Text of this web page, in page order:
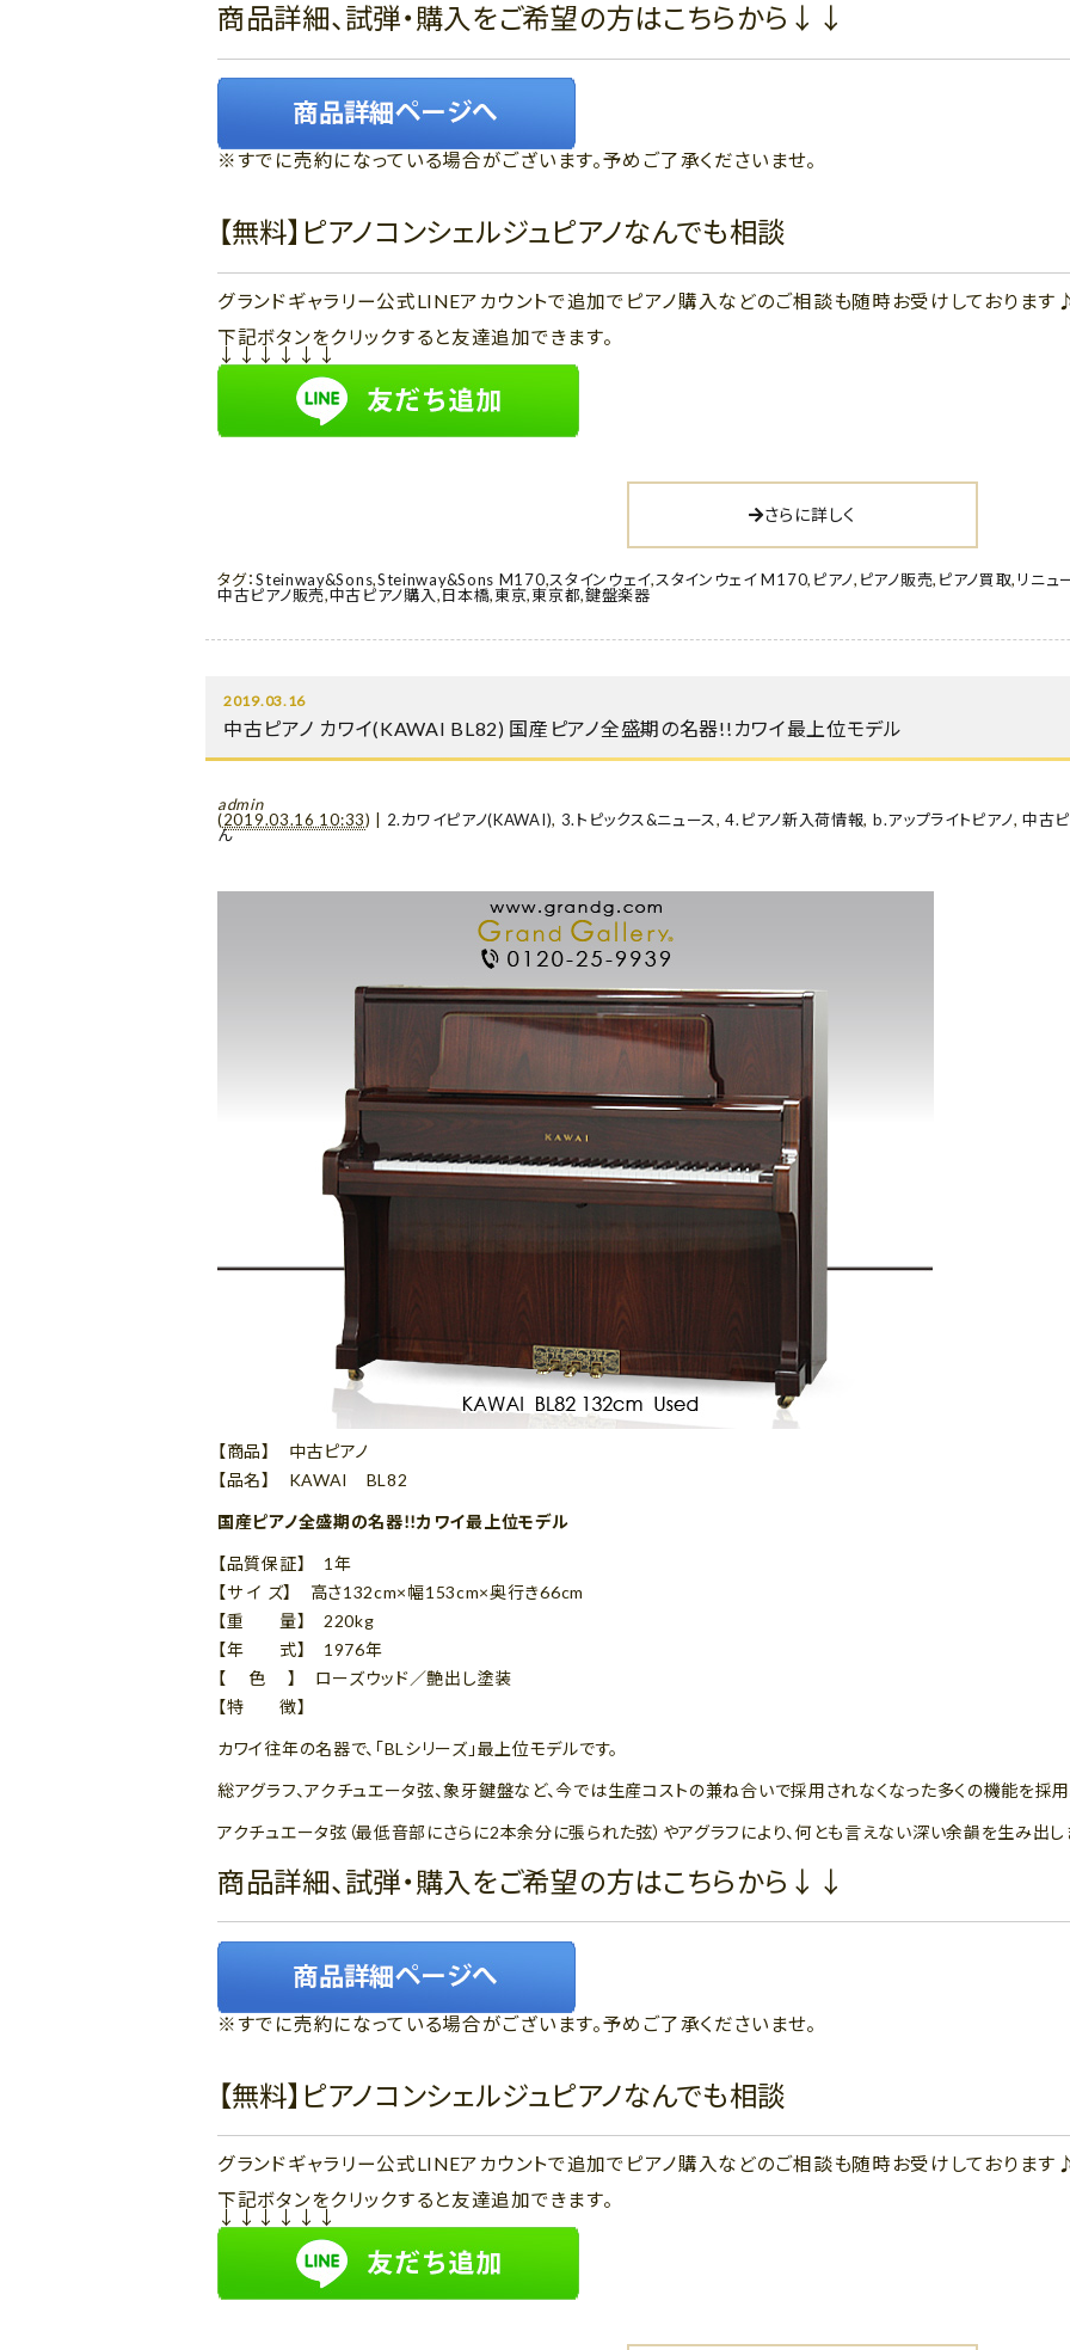
商品詳細、試弾・購入をご希望の方はこちらから↓↓
※すでに売約になっている場合がございます。予めご了承くださいませ。
【無料】ピアノコンシェルジュピアノなんでも相談
グランドギャラリー公式LINEアカウントで追加でピアノ購入などのご相談も随時お受けしております♪
下記ボタンをクリックすると友達追加できます。
↓↓↓↓↓↓
さらに詳しく
タグ：Steinway&Sons,Steinway&Sons M170,スタインウェイ,スタインウェイ M170, ピアノ, ピアノ販売, ピアノ買取, リニュ
中古ピアノ販売,中古ピアノ購入,日本橋,東京,東京都,鍵盤楽器
2019.03.16
中古ピアノ カワイ(KAWAI BL82) 国産ピアノ全盛期の名器!!カワイ最上位モデル
admin
(2019.03.16 10:33) | 2.カワイピアノ(KAWAI), 3.トピックス&ニュース,4.ピアノ新入荷情報, b.アップライトピアノ, 中古
ん
【商品】 中古ピアノ
【品名】 KAWAI BL82
国産ピアノ全盛期の名器!!カワイ最上位モデル
【品質保証】 1年
【サ イ ズ】 高さ132cm×幅153cm×奥行き66cm
【重 量】 220kg
【年 式】 1976年
【 色 】 ローズウッド／艶出し塗装
【特 徴】
カワイ往年の名器で、「BLシリーズ」最上位モデルです。
総アグラフ、アクチュエータ弦、象牙鍵盤など、今では生産コストの兼ね合いで採用されなくなった多くの機能を採用
アクチュエータ弦（最低音部にさらに2本余分に張られた弦）やアグラフにより、何とも言えない深い余韻を生み出
商品詳細、試弾・購入をご希望の方はこちらから↓↓
※すでに売約になっている場合がございます。予めご了承くださいませ。
【無料】ピアノコンシェルジュピアノなんでも相談
グランドギャラリー公式LINEアカウントで追加でピアノ購入などのご相談も随時お受けしております♪
下記ボタンをクリックすると友達追加できます。
↓↓↓↓↓↓